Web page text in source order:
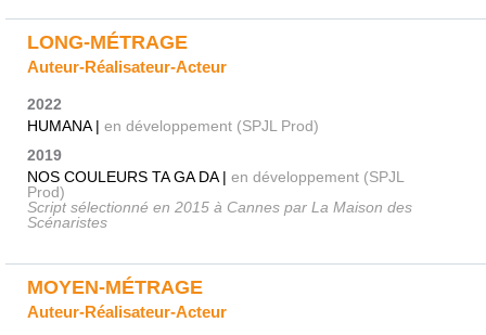
LONG-MÉTRAGE
Auteur-Réalisateur-Acteur
2022
HUMANA | en développement (SPJL Prod)
2019
NOS COULEURS TA GA DA | en développement (SPJL
Prod)
Script sélectionné en 2015 à Cannes par La Maison des
Scénaristes
MOYEN-MÉTRAGE
Auteur-Réalisateur-Acteur